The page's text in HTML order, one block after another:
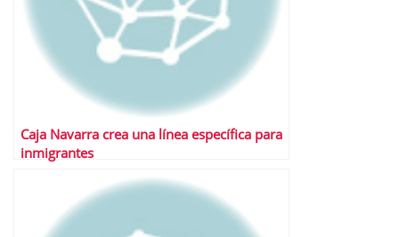
Caja Navarra crea una línea específica para
inmigrantes